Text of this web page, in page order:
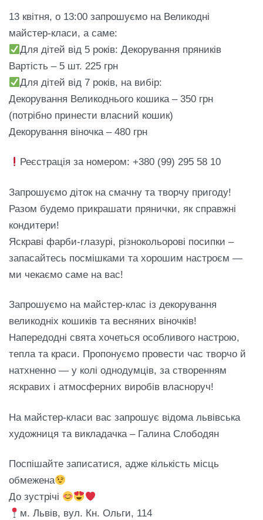
13 квітня, о 13:00 запрошуємо на Великодні
майстер-класи, а саме:
Для дітей від 5 років: Декорування пряників
Вартість – 5 шт. 225 грн
Для дітей від 7 років, на вибір:
Декорування Великоднього кошика – 350 грн
(потрібно принести власний кошик)
Декорування віночка – 480 грн
Реєстрація за номером: +380 (99) 295 58 10
Запрошуємо діток на смачну та творчу пригоду!
Разом будемо прикрашати прянички, як справжні
кондитери!
Яскраві фарби-глазурі, різнокольорові посипки –
запасайтесь посмішками та хорошим настроєм —
ми чекаємо саме на вас!
Запрошуємо на майстер-клас із декорування
великодніх кошиків та весняних віночків!
Напередодні свята хочеться особливого настрою,
тепла та краси. Пропонуємо провести час творчо й
натхненно — у колі однодумців, за створенням
яскравих і атмосферних виробів власноруч!
На майстер-класи вас запрошує відома львівська
художниця та викладачка – Галина Слободян
Поспішайте записатися, адже кількість місць
обмежена
До зустрічі
м. Львів, вул. Кн. Ольги, 114